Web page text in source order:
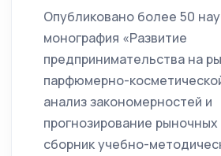
Опубликовано более 50
монография «Развитие
предпринимательства на
парфюмерно-
анализ закономерностей и
прогнозирование
сборник учебно-